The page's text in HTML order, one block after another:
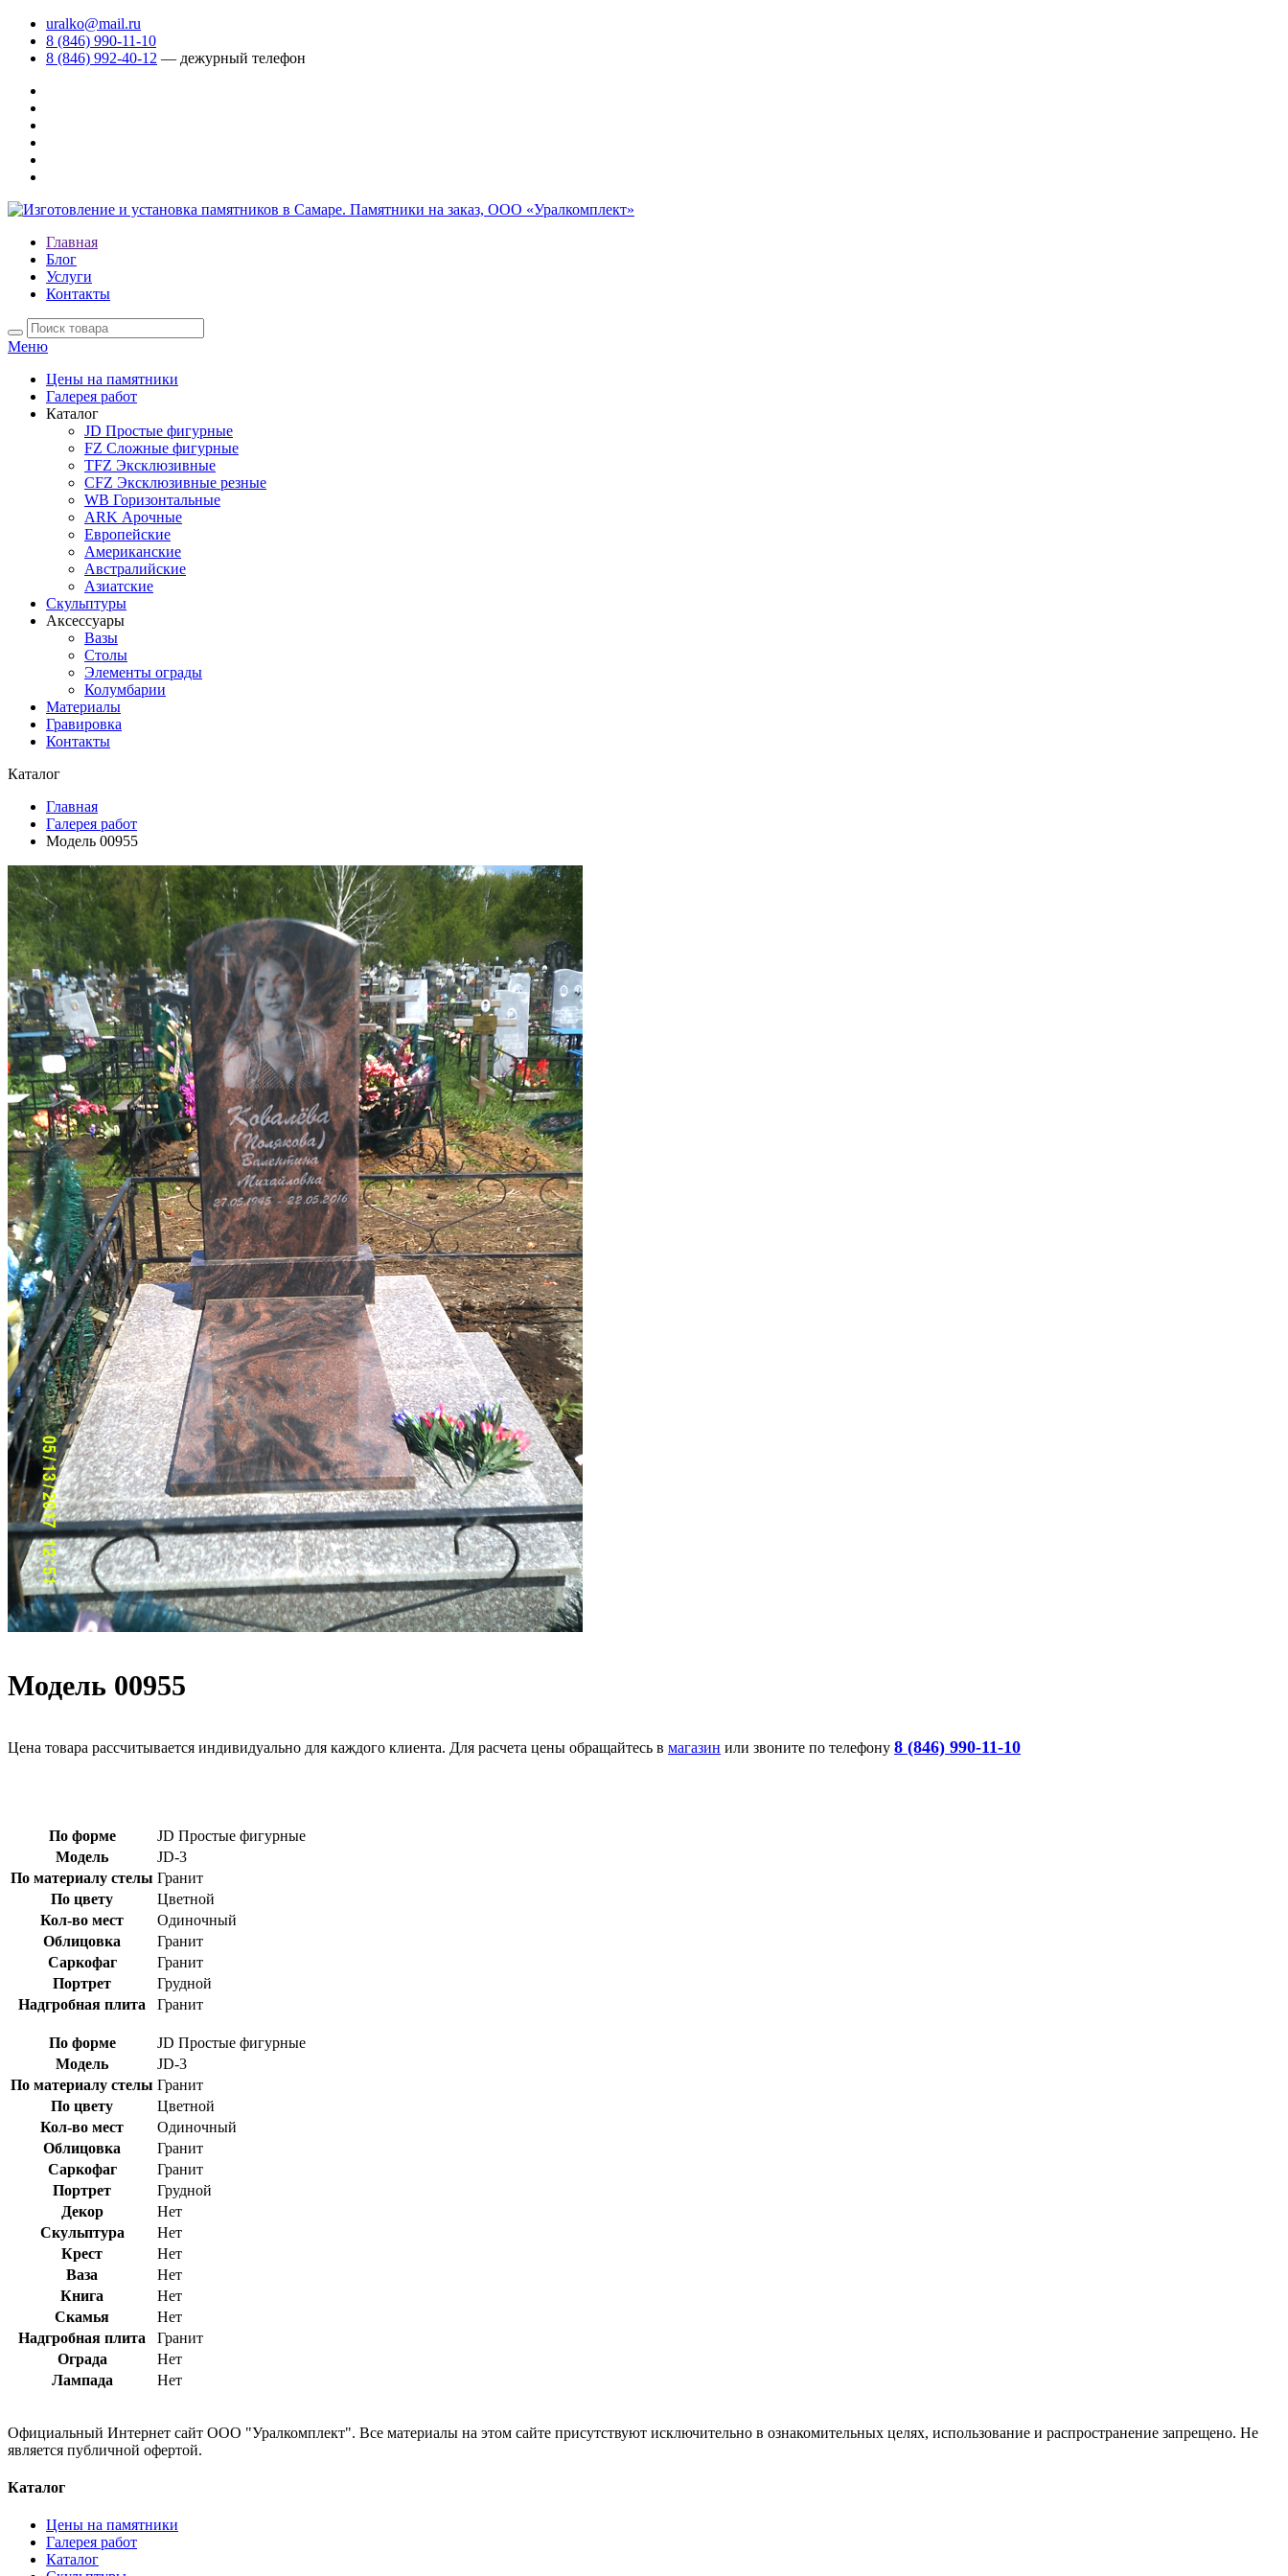
uralko@mail.ru
8 (846) 990-11-10
8 (846) 992-40-12 — дежурный телефон
Главная
Блог
Услуги
Контакты
Меню
Цены на памятники
Галерея работ
Каталог
JD Простые фигурные
FZ Сложные фигурные
TFZ Эксклюзивные
CFZ Эксклюзивные резные
WB Горизонтальные
ARK Арочные
Европейские
Американские
Австралийские
Азиатские
Скульптуры
Аксессуары
Вазы
Столы
Элементы ограды
Колумбарии
Материалы
Гравировка
Контакты
Каталог
Главная
Галерея работ
Модель 00955
Модель 00955
Цена товара рассчитывается индивидуально для каждого клиента. Для расчета цены обращайтесь в магазин или звоните по телефону 8 (846) 990-11-10
По форме
JD Простые фигурные
Модель
JD-3
По материалу стелы Гранит
По цвету
Цветной
Кол-во мест
Одиночный
Облицовка
Гранит
Саркофаг
Гранит
Портрет
Грудной
Надгробная плита
Гранит
По форме
JD Простые фигурные
Модель
JD-3
По материалу стелы Гранит
По цвету
Цветной
Кол-во мест
Одиночный
Облицовка
Гранит
Саркофаг
Гранит
Портрет
Грудной
Декор
Нет
Скульптура
Нет
Крест
Нет
Ваза
Нет
Книга
Нет
Скамья
Нет
Надгробная плита
Гранит
Ограда
Нет
Лампада
Нет
Официальный Интернет сайт ООО "Уралкомплект". Все материалы на этом сайте присутствуют исключительно в ознакомительных целях, использование и распространение запрещено. Не
является публичной офертой.
Каталог
Цены на памятники
Галерея работ
Каталог